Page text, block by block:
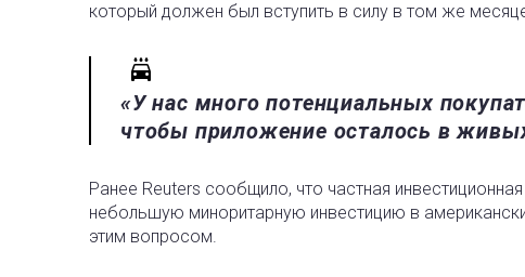
который должен был вступить в силу в том же
«У нас много потенциальных
чтобы приложение осталось в
Ранее Reuters сообщило, что частная
небольшую миноритарную инвестицию в
этим вопросом.